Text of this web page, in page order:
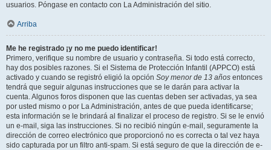
usuarios. Póngase en contacto con La Administración del sitio.
Arriba
Me he registrado ¡y no me puedo identificar!
Primero, verifique su nombre de usuario y contraseña. Si todo está correcto,
hay dos posibles razones. Si el Sistema de Protección Infantil (APPCO) está
activado y cuando se registró eligió la opción Soy menor de 13 años entonces
tendrá que seguir algunas instrucciones que se le darán para activar la
cuenta. Algunos foros disponen que las cuentas deben ser activadas, ya sea
por usted mismo o por La Administración, antes de que pueda identificarse;
esta información se le brindará al finalizar el proceso de registro. Si se le envió
un e-mail, siga las instrucciones. Si no recibió ningún e-mail, seguramente la
dirección de correo electrónico que proporcionó no es correcta o tal vez haya
sido capturada por un filtro anti-spam. Si está seguro de que la dirección de e-